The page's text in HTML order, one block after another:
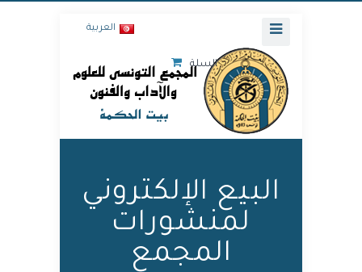
العربية
السلة
البيع الإلكتروني
لمنشورات
المجمع